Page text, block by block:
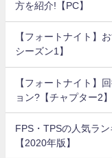
方を紹介!【PC】
【フォートナイト】
シーズン1】
【フォートナイト】
ョン?【チャプター2】
FPS・TPSの人気ラ
【2020年版】